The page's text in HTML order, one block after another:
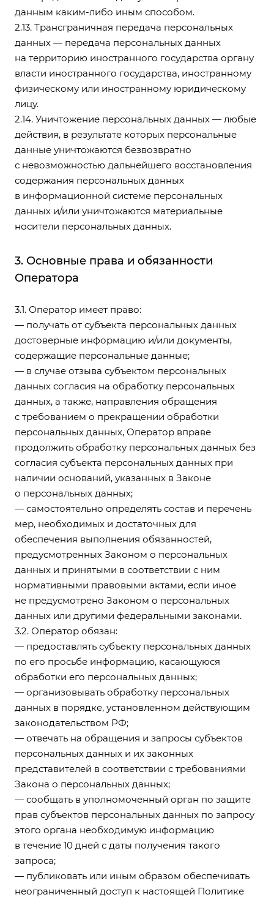
данным каким-либо иным способом.
2.13. Трансграничная передача персональных
данных — передача персональных данных
на территорию иностранного государства органу
власти иностранного государства, иностранному
физическому или иностранному юридическому
лицу.
2.14. Уничтожение персональных данных — любые
действия, в результате которых персональные
данные уничтожаются безвозвратно
с невозможностью дальнейшего восстановления
содержания персональных данных
в информационной системе персональных
данных и/или уничтожаются материальные
носители персональных данных.
3. Основные права и обязанности
Оператора
3.1. Оператор имеет право:
— получать от субъекта персональных данных
достоверные информацию и/или документы,
содержащие персональные данные;
— в случае отзыва субъектом персональных
данных согласия на обработку персональных
данных, а также, направления обращения
с требованием о прекращении обработки
персональных данных, Оператор вправе
продолжить обработку персональных данных без
согласия субъекта персональных данных при
наличии оснований, указанных в Законе
о персональных данных;
— самостоятельно определять состав и перечень
мер, необходимых и достаточных для
обеспечения выполнения обязанностей,
предусмотренных Законом о персональных
данных и принятыми в соответствии с ним
нормативными правовыми актами, если иное
не предусмотрено Законом о персональных
данных или другими федеральными законами.
3.2. Оператор обязан:
— предоставлять субъекту персональных данных
по его просьбе информацию, касающуюся
обработки его персональных данных;
— организовывать обработку персональных
данных в порядке, установленном действующим
законодательством РФ;
— отвечать на обращения и запросы субъектов
персональных данных и их законных
представителей в соответствии с требованиями
Закона о персональных данных;
— сообщать в уполномоченный орган по защите
прав субъектов персональных данных по запросу
этого органа необходимую информацию
в течение 10 дней с даты получения такого
запроса;
— публиковать или иным образом обеспечивать
неограниченный доступ к настоящей Политике